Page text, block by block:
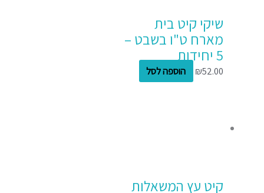
שיקי קיט בית
מארח ט"ו בשבט –
5 יחידות
₪52.00 הוספה לסל
קיט עץ המשאלות